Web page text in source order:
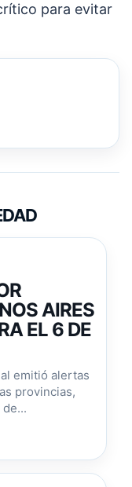
para evitar
AIRES
EL 6 DE
emitió alertas
provincias,